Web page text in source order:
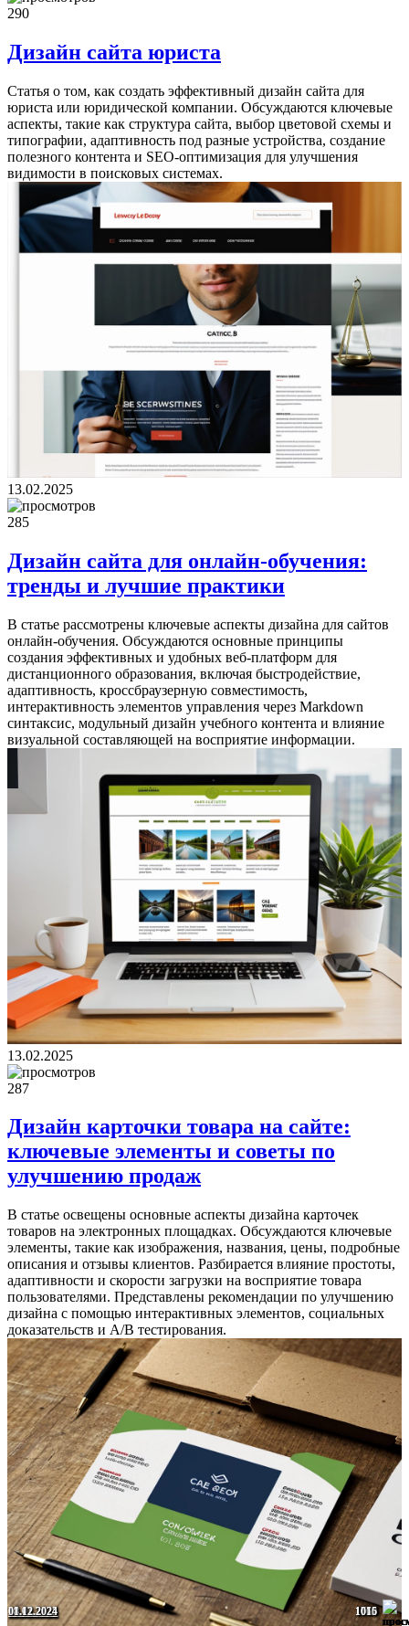
290
Дизайн сайта юриста
Статья о том, как создать эффективный дизайн сайта для
юриста или юридической компании. Обсуждаются ключевые
аспекты, такие как структура сайта, выбор цветовой схемы и
типографии, адаптивность под разные устройства, создание
полезного контента и SEO-оптимизация для улучшения
видимости в поисковых системах.
13.02.2025
285
Дизайн сайта для онлайн-обучения:
тренды и лучшие практики
В статье рассмотрены ключевые аспекты дизайна для сайтов
онлайн-обучения. Обсуждаются основные принципы
создания эффективных и удобных веб-платформ для
дистанционного образования, включая быстродействие,
адаптивность, кроссбраузерную совместимость,
интерактивность элементов управления через Markdown
синтаксис, модульный дизайн учебного контента и влияние
визуальной составляющей на восприятие информации.
13.02.2025
287
Дизайн карточки товара на сайте:
ключевые элементы и советы по
улучшению продаж
В статье освещены основные аспекты дизайна карточек
товаров на электронных площадках. Обсуждаются ключевые
элементы, такие как изображения, названия, цены, подробные
описания и отзывы клиентов. Разбирается влияние простоты,
адаптивности и скорости загрузки на восприятие товара
пользователями. Представлены рекомендации по улучшению
дизайна с помощью интерактивных элементов, социальных
доказательств и A/B тестирования.
1769
29.01.2025 1756
14.12.2024 1620
29.01.2025 1066
08.12.2024 1015
01.12.2024